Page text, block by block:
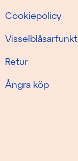
Cookiepolicy
Retur
Ångra köp